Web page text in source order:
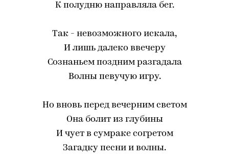
К полудню направляла бег.
Так - невозможного искала,
И лишь далеко ввечеру
Сознаньем поздним разгадала
Волны певучую игру.
Но вновь перед вечерним светом
Она болит из глубины
И чует в сумраке согретом
Загадку песни и волны.